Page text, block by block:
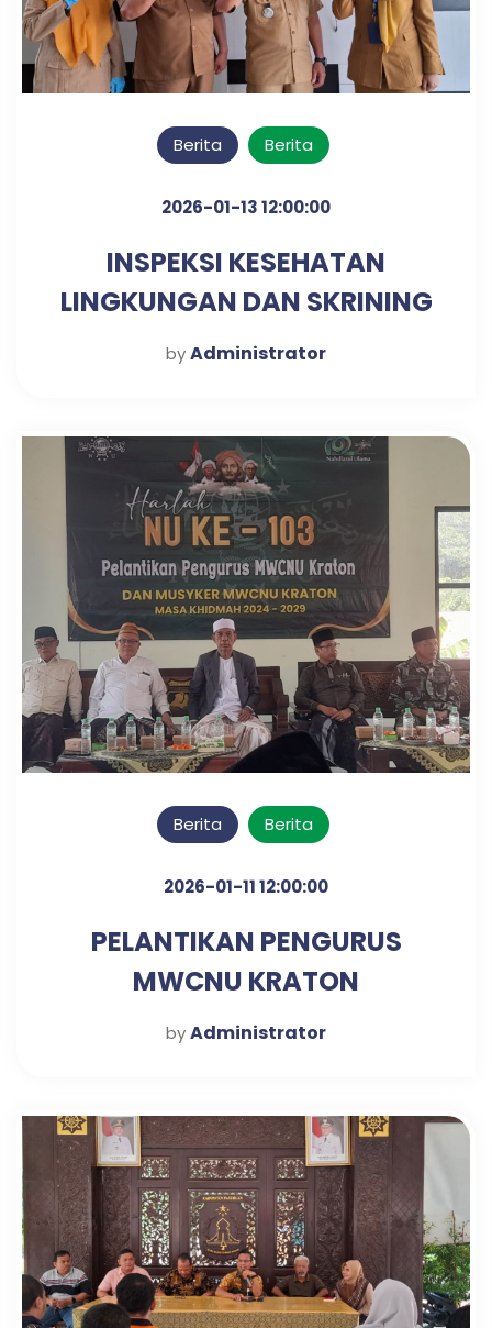
Berita Berita
2026-01-13 12:00:00
INSPEKSI KESEHATAN
LINGKUNGAN DAN SKRINING
DIABETES & HIPERTENSI
byAdministrator
Berita Berita
2026-01-11 12:00:00
PELANTIKAN PENGURUS
MWCNU KRATON
byAdministrator